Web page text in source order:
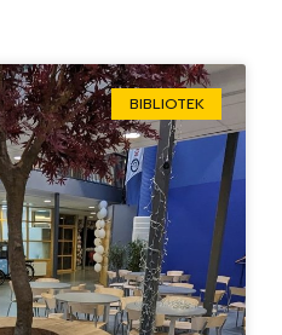
BIBLIOTEK
Sida Sida Sida